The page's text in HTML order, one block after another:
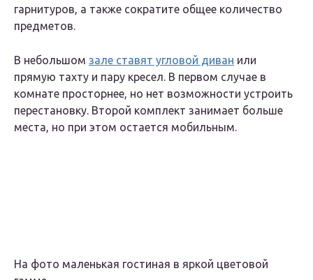
гарнитуров, а также сократите общее количество
предметов.
В небольшом зале ставят угловой диван или
прямую тахту и пару кресел. В первом случае в
комнате просторнее, но нет возможности устроить
перестановку. Второй комплект занимает больше
места, но при этом остается мобильным.
На фото маленькая гостиная в яркой цветовой